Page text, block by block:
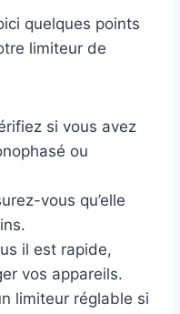
quelques points
limiteur de
si vous avez
ou
vous qu’elle
il est rapide,
vos appareils.
limiteur réglable si